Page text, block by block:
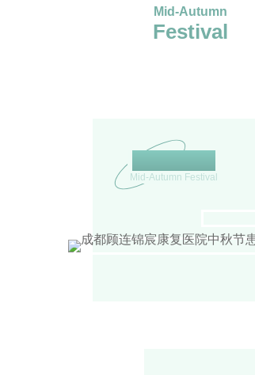
Mid-Autumn
Festival
Mid-Autumn Festival